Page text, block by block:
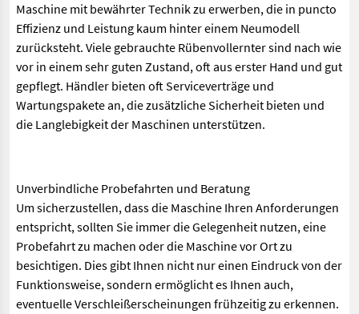
Maschine mit bewährter Technik zu erwerben, die in puncto
Effizienz und Leistung kaum hinter einem Neumodell
zurücksteht. Viele gebrauchte Rübenvollernter sind nach wie
vor in einem sehr guten Zustand, oft aus erster Hand und gut
gepflegt. Händler bieten oft Serviceverträge und
Wartungspakete an, die zusätzliche Sicherheit bieten und
die Langlebigkeit der Maschinen unterstützen.
Unverbindliche Probefahrten und Beratung
Um sicherzustellen, dass die Maschine Ihren Anforderungen
entspricht, sollten Sie immer die Gelegenheit nutzen, eine
Probefahrt zu machen oder die Maschine vor Ort zu
besichtigen. Dies gibt Ihnen nicht nur einen Eindruck von der
Funktionsweise, sondern ermöglicht es Ihnen auch,
eventuelle Verschleißerscheinungen frühzeitig zu erkennen.